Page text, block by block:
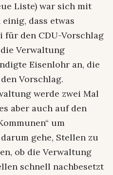
Liste) war sich mit
dass etwas
für den CDU-Vorschlag
Verwaltung
Eisenlohr an, die
Vorschlag.
werde zwei Mal
aber auch auf den
um
gehe, Stellen zu
ob die Verwaltung
schnell nachbesetzt